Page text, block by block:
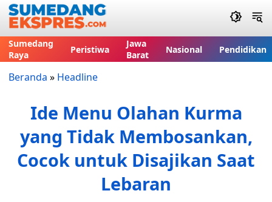
Sumedang
Raya
Peristiwa
Jawa
Barat
Nasional Pendidikan
Beranda » Headline
Ide Menu Olahan Kurma
yang Tidak Membosankan,
Cocok untuk Disajikan Saat
Lebaran